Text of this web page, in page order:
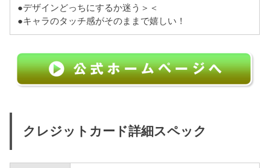
●デザインどっちにするか迷う＞＜
●キャラのタッチ感がそのままで嬉しい！
クレジットカード詳細スペック